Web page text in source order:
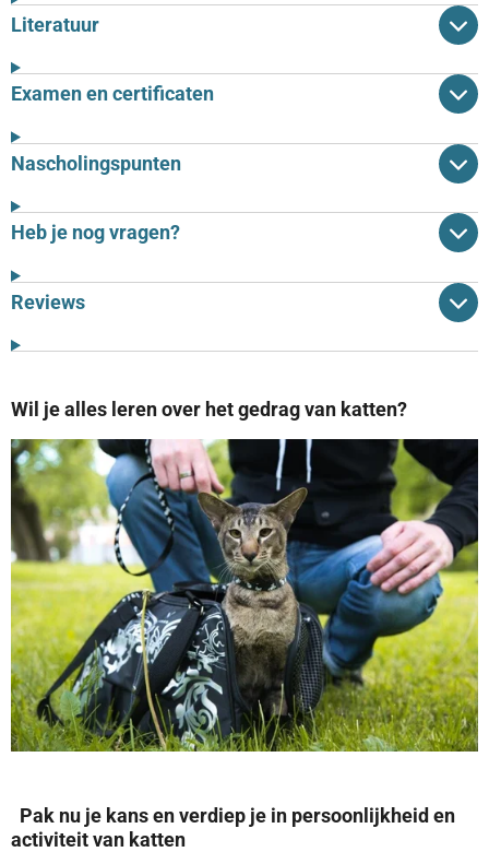
Literatuur
Examen en certificaten
Nascholingspunten
Heb je nog vragen?
Reviews
Wil je alles leren over het gedrag van katten?
Pak nu je kans en verdiep je in persoonlijkheid en
activiteit van katten